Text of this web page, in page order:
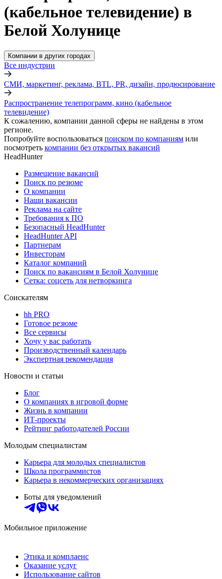
(кабельное телевидение) в
Белой Холунице
Компании в других городах
Все индустрии
СМИ, маркетинг, реклама, BTL, PR, дизайн, продюсирование
Распространение телепрограмм, кино (кабельное
телевидение)
К сожалению, компании данной сферы не найдены в этом
регионе.
Попробуйте воспользоваться поиском по компаниям или
посмотреть компании без открытых вакансий
HeadHunter
Размещение вакансий
Поиск по резюме
О компании
Наши вакансии
Реклама на сайте
Требования к ПО
Безопасный HeadHunter
HeadHunter API
Партнерам
Инвесторам
Каталог компаний
Поиск по вакансиям в Белой Холунице
Сетка: соцсеть для нетворкинга
Соискателям
hh PRO
Готовое резюме
Все сервисы
Хочу у вас работать
Производственный календарь
Экспертная рекомендация
Новости и статьи
Блог
О компаниях в игровой форме
Жизнь в компании
ИТ-проекты
Рейтинг работодателей России
Молодым специалистам
Карьера для молодых специалистов
Школа программистов
Карьера в некоммерческих организациях
Боты для уведомлений
Мобильное приложение
Этика и комплаенс
Оказание услуг
Использование сайтов